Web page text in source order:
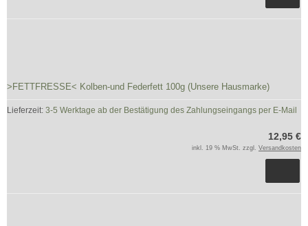
>FETTFRESSE< Kolben-und Federfett 100g (Unsere Hausmarke)
Lieferzeit: 3-5 Werktage ab der Bestätigung des Zahlungseingangs per E-Mail
12,95 €
inkl. 19 % MwSt. zzgl. Versandkosten